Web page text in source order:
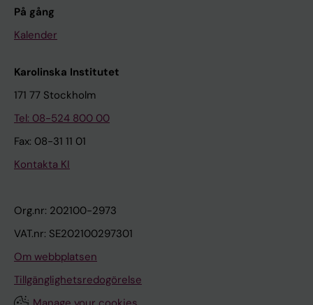
På gång
Kalender
Karolinska Institutet
171 77 Stockholm
Tel: 08-524 800 00
Fax: 08-31 11 01
Kontakta KI
Org.nr: 202100-2973
VAT.nr: SE202100297301
Om webbplatsen
Tillgänglighetsredogörelse